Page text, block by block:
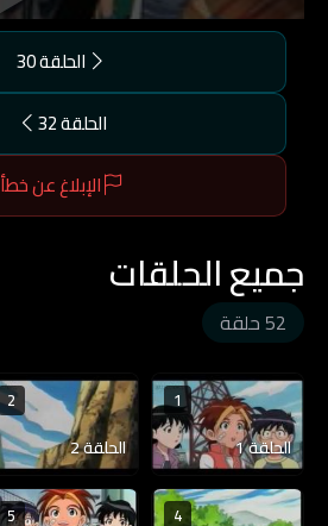
الحلقة 30
الحلقة 32
الإبلاغ عن خطأ
جميع الحلقات
52 حلقة
1
الحلقة 1
2
الحلقة 2
4
5